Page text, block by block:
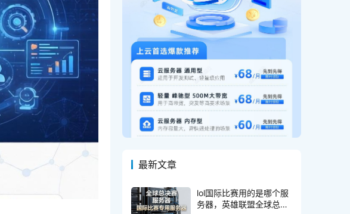
最新文章
lol国际比赛用的是哪个服
务器，英雄联盟全球总决